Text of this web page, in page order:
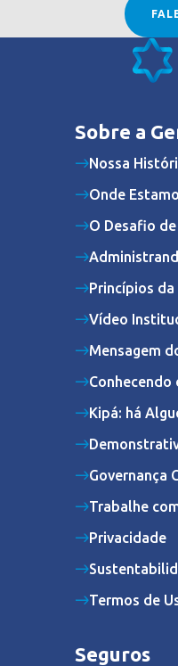
Sobre a
Nossa
Onde
O Desafio
Princípios da
Vídeo
Mensagem
Conhecendo
Kipá: há
Governança
Trabalhe
Privacidade
Termos de
Seguros